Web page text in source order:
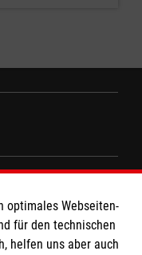
optimales Webseiten-
für den technischen
helfen uns aber auch